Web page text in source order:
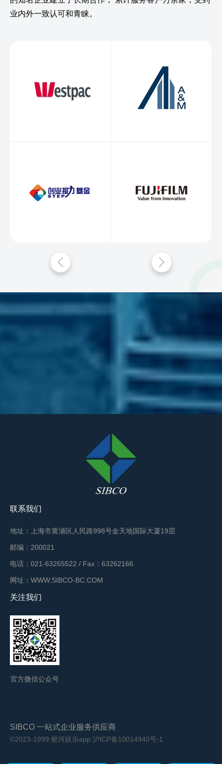
业内外一致认可和青睐。
联系我们
地址：上海市黄浦区人民路998号金天地国际大厦19层
邮编：200021
电话：021-63265522 / Fax：63262166
网址：WWW.SIBCO-BC.COM
关注我们
官方微信公众号
SIBCO 一站式企业服务供应商
©2023-1999 银河娱乐app 沪ICP备10014940号-1